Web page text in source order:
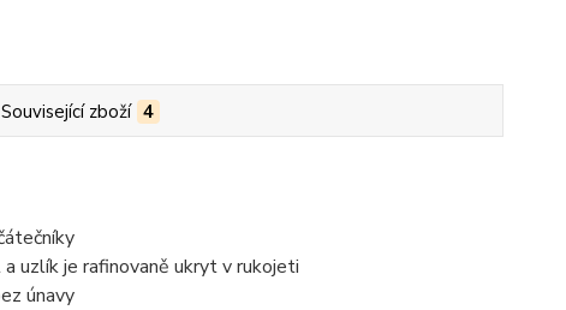
Související zboží 4
uzlík je rafinovaně ukryt v rukojeti
únavy